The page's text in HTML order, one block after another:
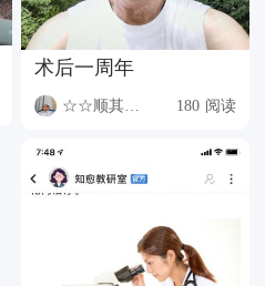
术后一周年
☆☆顺其自然☆☆ 180 阅读